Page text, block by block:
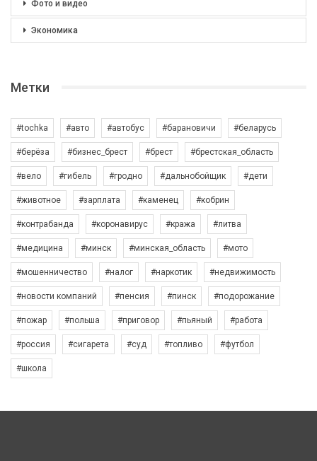
Фото и видео
Экономика
Метки
#tochka #авто #автобус #барановичи #беларусь
#берёза #бизнес_брест #брест #брестская_область
#вело #гибель #гродно #дальнобойщик #дети
#животное #зарплата #каменец #кобрин
#контрабанда #коронавирус #кража #литва
#медицина #минск #минская_область #мото
#мошенничество #налог #наркотик #недвижимость
#новости компаний #пенсия #пинск #подорожание
#пожар #польша #приговор #пьяный #работа
#россия #сигарета #суд #топливо #футбол
#школа